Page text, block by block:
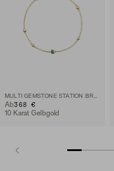
Ab 368 €
10 Karat Gelbgold